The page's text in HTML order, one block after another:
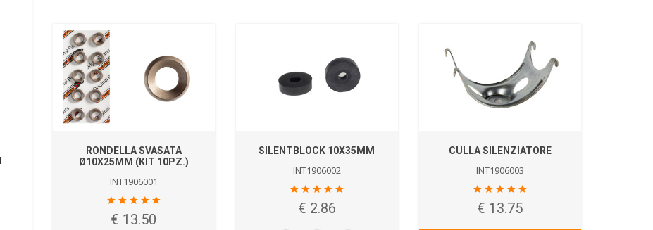
RONDELLA SVASATA
Ø10X25MM (KIT 10PZ.)
INT1906001
€ 13.50
SILENTBLOCK 10X35MM
INT1906002
€ 2.86
CULLA SILENZIATORE
INT1906003
€ 13.75